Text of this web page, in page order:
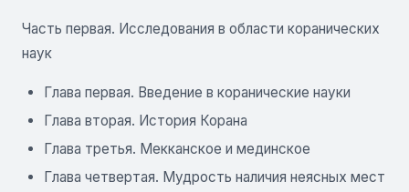
Часть первая. Исследования в области коранических
наук
Глава первая. Введение в коранические науки
Глава вторая. История Корана
Глава третья. Мекканское и мединское
Глава четвертая. Мудрость наличия неясных мест